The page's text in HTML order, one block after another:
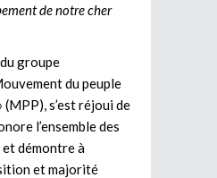
de notre cher
groupe
du peuple
s’est réjoui de
l’ensemble des
démontre à
et majorité